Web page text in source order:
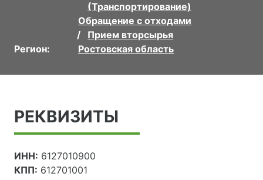
(Транспортирование)
Обращение с отходами
Прием вторсырья
Регион:
Ростовская область
РЕКВИЗИТЫ
ИНН: 6127010900
КПП: 612701001